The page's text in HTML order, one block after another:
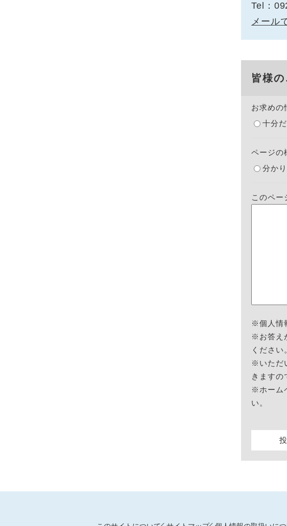
Tel：
メール
皆様
お求めの
十分
ページの
分か
このペー
※個人情
※お答え
ください。
※いただ
きますの
※ホーム
い。